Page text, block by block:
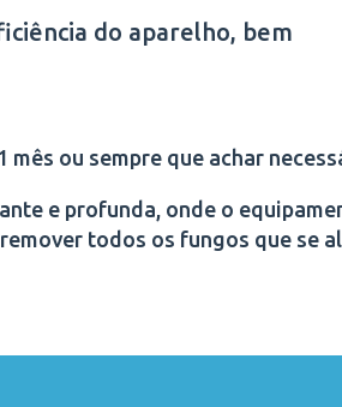
do aparelho, bem
ou sempre que achar
e profunda, onde o
todos os fungos que se